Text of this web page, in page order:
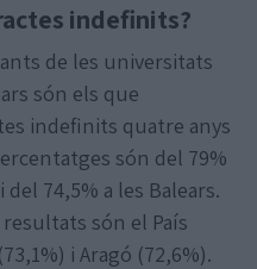
indefinits?
de les universitats
són els que
indefinits quatre anys
són del 79%
del 74,5% a les Balears.
són el País
i Aragó (72,6%).